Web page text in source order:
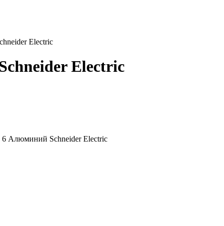
Electric
Electric
Алюминий Schneider Electric